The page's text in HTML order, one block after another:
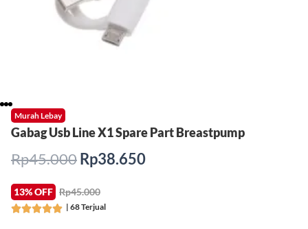
Murah Lebay
Gabag Usb Line X1 Spare Part Breastpump
Rp45.000Harga
adalah:
Rp45.000.
Rp38.650Harga
13% OFF Rp45.000
Rated
| 68 Terjual